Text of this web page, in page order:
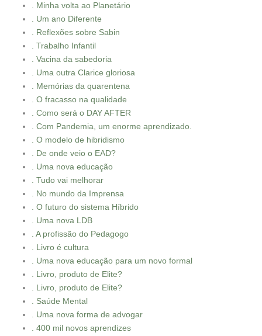
. Minha volta ao Planetário
. Um ano Diferente
. Reflexões sobre Sabin
. Trabalho Infantil
. Vacina da sabedoria
. Uma outra Clarice gloriosa
. Memórias da quarentena
. O fracasso na qualidade
. Como será o DAY AFTER
. Com Pandemia, um enorme aprendizado.
. O modelo de hibridismo
. De onde veio o EAD?
. Uma nova educação
. Tudo vai melhorar
. No mundo da Imprensa
. O futuro do sistema Híbrido
. Uma nova LDB
. A profissão do Pedagogo
. Livro é cultura
. Uma nova educação para um novo formal
. Livro, produto de Elite?
. Livro, produto de Elite?
. Saúde Mental
. Uma nova forma de advogar
. 400 mil novos aprendizes